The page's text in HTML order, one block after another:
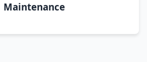
Maintenance